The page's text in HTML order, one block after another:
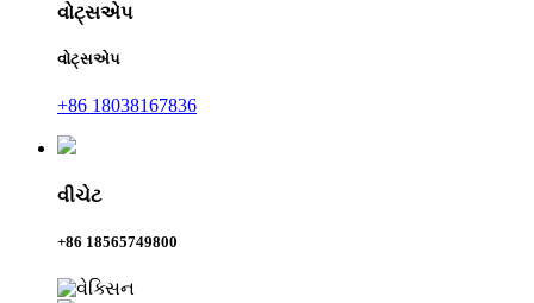
વોટ્સએપ
વોટ્સએપ
+86 18038167836
વીચેટ
+86 18565749800